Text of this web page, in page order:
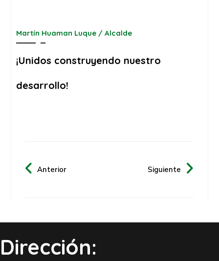
Martín Huaman Luque / Alcalde
¡Unidos construyendo nuestro
desarrollo!
Anterior Siguiente
Dirección: